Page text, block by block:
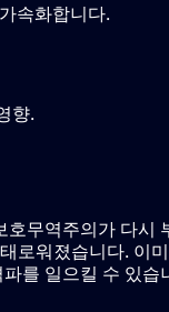
속화합니다.
향.
무역주의가 다시
로워졌습니다. 이
를 일으킬 수 있